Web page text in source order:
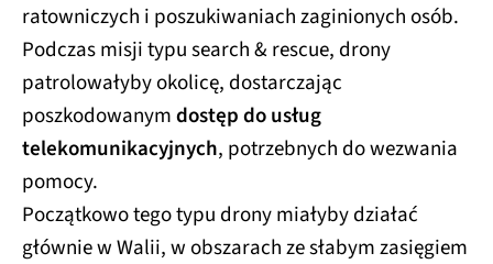
ratowniczych i poszukiwaniach zaginionych osób.
Podczas misji typu search & rescue, drony
patrolowałyby okolicę, dostarczając
poszkodowanymdostęp do usług
telekomunikacyjnych, potrzebnych do wezwania
pomocy.
Początkowo tego typu drony miałyby działać
głównie w Walii, w obszarach ze słabym zasięgiem